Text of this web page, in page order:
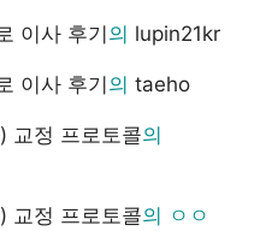
이사 후기의 lupin21kr
이사 후기의 taeho
교정 프로토콜의
교정 프로토콜의 ㅇㅇ